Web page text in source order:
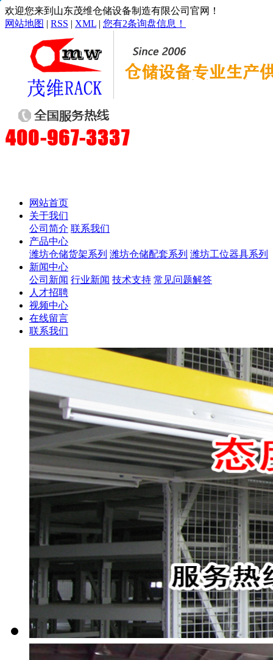
欢迎您来到山东茂维仓储设备制造有限公司官网！
网站地图 | RSS | XML | 您有2条询盘信息！
网站首页
关于我们
公司简介 联系我们
产品中心
潍坊仓储货架系列 潍坊仓储配套系列 潍坊工位器具系列
新闻中心
公司新闻 行业新闻 技术支持 常见问题解答
人才招聘
视频中心
在线留言
联系我们